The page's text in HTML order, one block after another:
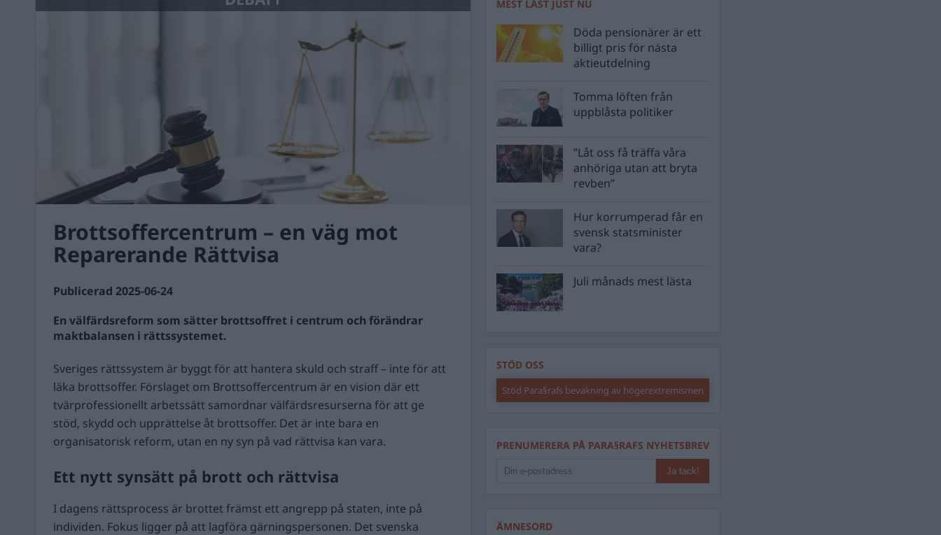
Brottsoffercentrum – en väg mot
Reparerande Rättvisa
Publicerad 2025-06-24
En välfärdsreform som sätter brottsoffret i centrum och förändrar
maktbalansen i rättssystemet.
Sveriges rättssystem är byggt för att hantera skuld och straff – inte för att
läka brottsoffer. Förslaget om Brottsoffercentrum är en vision där ett
tvärprofessionellt arbetssätt samordnar välfärdsresurserna för att ge
stöd, skydd och upprättelse åt brottsoffer. Det är inte bara en
organisatorisk reform, utan en ny syn på vad rättvisa kan vara.
Ett nytt synsätt på brott och rättvisa
I dagens rättsprocess är brottet främst ett angrepp på staten, inte på
individen. Fokus ligger på att lagföra gärningspersonen. Det svenska
MEST LÄST JUST NU
Döda pensionärer är ett
billigt pris för nästa
aktieutdelning
Tomma löften från
uppblåsta politiker
”Låt oss få träffa våra
anhöriga utan att bryta
revben”
Hur korrumperad får en
svensk statsminister
vara?
Juli månads mest lästa
STÖD OSS
Stöd Para§rafs bevakning av högerextremismen
PRENUMERERA PÅ PARA§RAFS NYHETSBREV
ÄMNESORD